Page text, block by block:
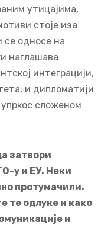
утицајима,
стоје иза
се односе на
наглашава
интеграцији,
и дипломатији
сложеном
затвори
у и ЕУ. Неки
протумачили.
те одлуке и како
и